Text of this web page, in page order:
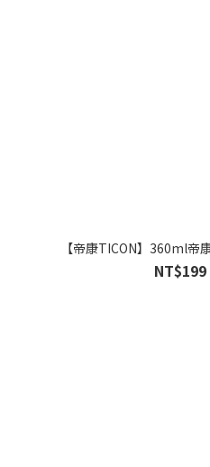
【帝康TICON】360ml帝
NT$199